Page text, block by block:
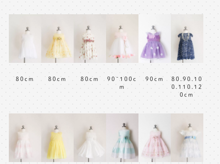
80cm 80cm 80cm
90~100c
m
90cm
80.90.10
0.110.12
0cm